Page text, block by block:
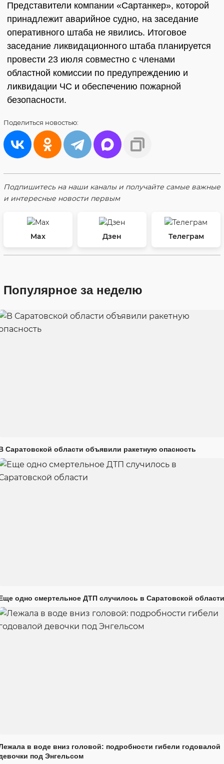
Представители компании «Сартанкер», которой
принадлежит аварийное судно, на заседание
оперативного штаба не явились. Итоговое
заседание ликвидационного штаба планируется
провести 23 июля совместно с членами
областной комиссии по предупреждению и
ликвидации ЧС и обеспечению пожарной
безопасности.
Поделиться новостью:
Подпишитесь на наши каналы и получайте самые важные
и интересные новости первым
Max Дзен Телеграм
Популярное за неделю
Саратовской области объявили ракетную опасность
одно смертельное ДТП случилось в Саратовской области
в воде вниз головой: подробности гибели годовалой
под Энгельсом